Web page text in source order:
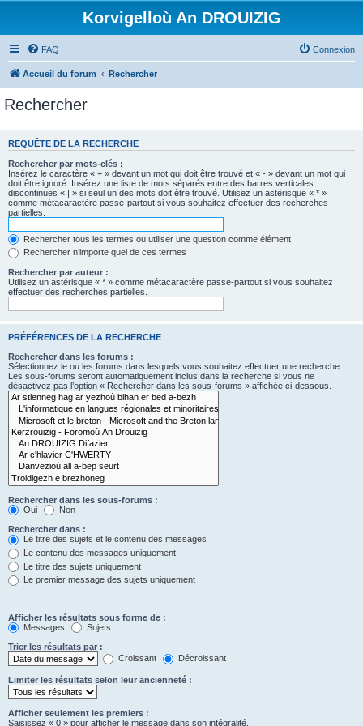
Korvigelloù An DROUIZIG
FAQ Connexion
Accueil du forum Rechercher
Rechercher
REQUÊTE DE LA RECHERCHE
Rechercher par mots-clés :
Insérez le caractère « + » devant un mot qui doit être trouvé et « - » devant un mot qui
doit être ignoré. Insérez une liste de mots séparés entre des barres verticales
discontinues « | » si seul un des mots doit être trouvé. Utilisez un astérisque « * »
comme métacaractère passe-partout si vous souhaitez effectuer des recherches
partielles.
Rechercher tous les termes ou utiliser une question comme élément
Rechercher n’importe quel de ces termes
Rechercher par auteur :
Utilisez un astérisque « * » comme métacaractère passe-partout si vous souhaitez
effectuer des recherches partielles.
PRÉFÉRENCES DE LA RECHERCHE
Rechercher dans les forums :
Sélectionnez le ou les forums dans lesquels vous souhaitez effectuer une recherche.
Les sous-forums seront automatiquement inclus dans la recherche si vous ne
désactivez pas l’option « Rechercher dans les sous-forums » affichée ci-dessous.
Rechercher dans les sous-forums :
Oui
Non
Rechercher dans :
Le titre des sujets et le contenu des messages
Le contenu des messages uniquement
Le titre des sujets uniquement
Le premier message des sujets uniquement
Afficher les résultats sous forme de :
Messages
Sujets
Trier les résultats par :
Croissant
Décroissant
Limiter les résultats selon leur ancienneté :
Afficher seulement les premiers :
Saisissez « 0 » pour afficher le message dans son intégralité.